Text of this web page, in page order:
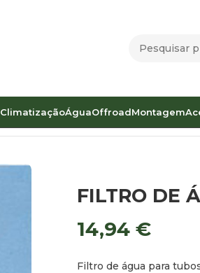
ClimatizaçãoÁguaOffroadMontagem
FILTRO DE
14,94 €
Filtro de água para